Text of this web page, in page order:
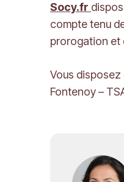
Socy.fr
compte tenu
prorogation et
Vous disposez
Fontenoy –